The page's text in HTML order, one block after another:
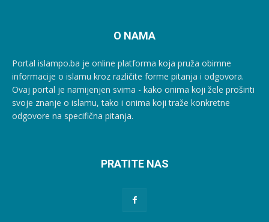
O NAMA
Portal islampo.ba je online platforma koja pruža obimne
informacije o islamu kroz različite forme pitanja i odgovora.
Ovaj portal je namijenjen svima - kako onima koji žele proširiti
svoje znanje o islamu, tako i onima koji traže konkretne
odgovore na specifična pitanja.
PRATITE NAS